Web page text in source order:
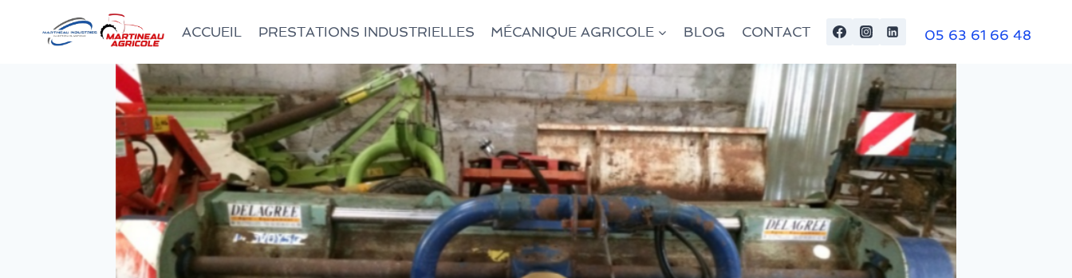
ACCUEIL PRESTATIONS INDUSTRIELLES MÉCANIQUE AGRICOLE BLOG CONTACT 05 63 61 66 48